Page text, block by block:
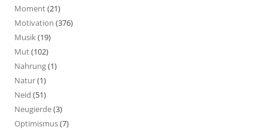
Moment(21)
Motivation (376)
Musik(19)
Mut(102)
Nahrung(1)
Natur(1)
Neid (51)
Neugierde(3)
Optimismus(7)